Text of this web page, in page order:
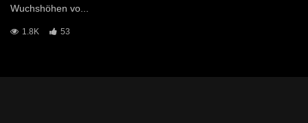
Wuchshöhen vo...
1.8K 53